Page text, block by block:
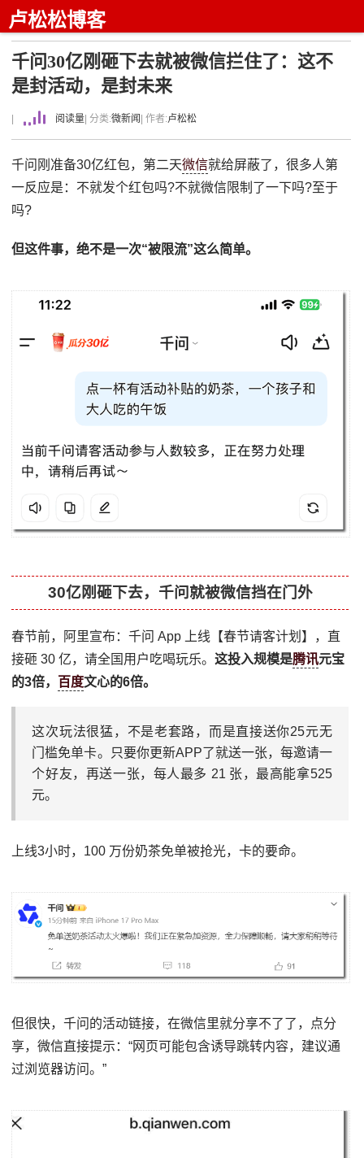
卢松松博客
千问30亿刚砸下去就被微信拦住了：这不
是封活动，是封未来
阅读量 | 分类:微新闻 | 作者:卢松松
千问刚准备30亿红包，第二天微信就给屏蔽了，很多人第
一反应是：不就发个红包吗?不就微信限制了一下吗?至于
吗?
但这件事，绝不是一次“被限流”这么简单。
30亿刚砸下去，千问就被微信挡在门外
春节前，阿里宣布：千问 App 上线【春节请客计划】，直
接砸 30 亿，请全国用户吃喝玩乐。这投入规模是腾讯元宝
的3倍， 百度文心的6倍。
这次玩法很猛，不是老套路，而是直接送你25元无
门槛免单卡。只要你更新APP了就送一张，每邀请一
个好友，再送一张，每人最多 21 张，最高能拿525
元。
上线3小时，100 万份奶茶免单被抢光，卡的要命。
但很快，千问的活动链接，在微信里就分享不了了，点分
享，微信直接提示：“网页可能包含诱导跳转内容，建议通
过浏览器访问。”